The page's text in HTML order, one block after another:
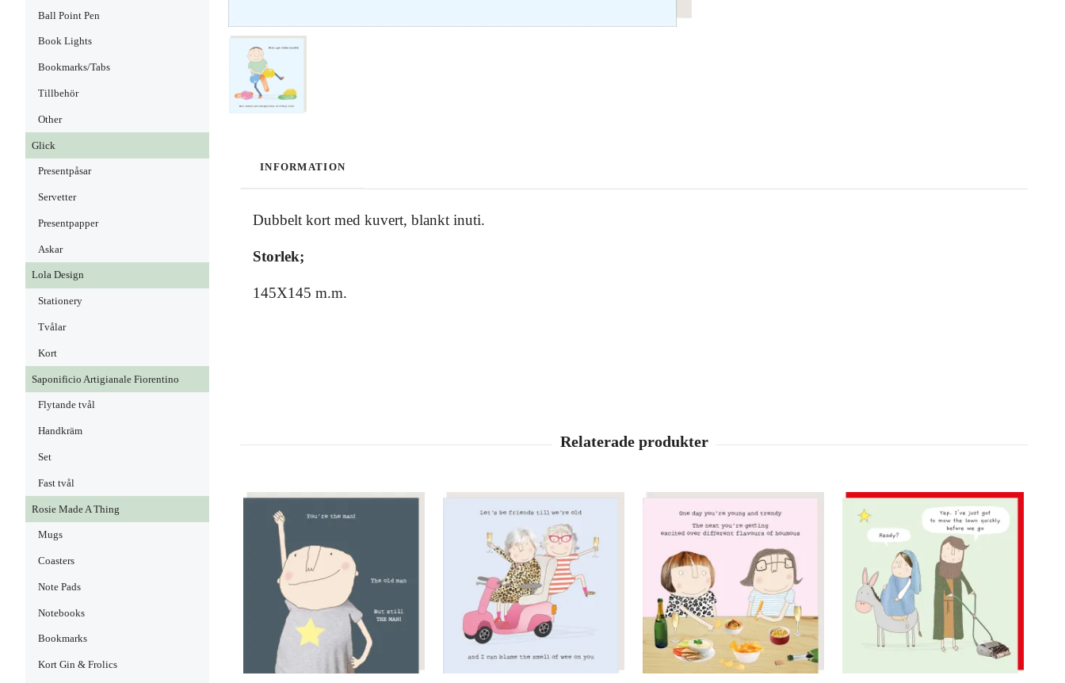
Ball Point Pen
Book Lights
Bookmarks/Tabs
Tillbehör
Other
Glick
Presentpåsar
Servetter
Presentpapper
Askar
Lola Design
Stationery
Tvålar
Kort
Saponificio Artigianale Fiorentino
Flytande tvål
Handkräm
Set
Fast tvål
Rosie Made A Thing
Mugs
Coasters
Note Pads
Notebooks
Bookmarks
Kort Gin & Frolics
INFORMATION
Dubbelt kort med kuvert, blankt inuti.
Storlek;
145X145 m.m.